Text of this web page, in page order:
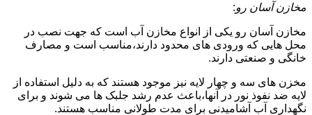
مخازن آسان رو:
مخازن آسان رو یکی از انواع مخازن آب است که جهت نصب در
محل هایی که ورودی های محدود دارند،مناسب است و مصارف
خانگی و صنعتی دارند.
مخزن های سه و چهار لایه نیز موجود هستند که به دلیل استفاده از
لایه ضد نفوذ نور در آنها،باعث عدم رشد جلبک ها می شوند و برای
نگهداری آب آشامیدنی برای مدت طولانی مناسب هستند.